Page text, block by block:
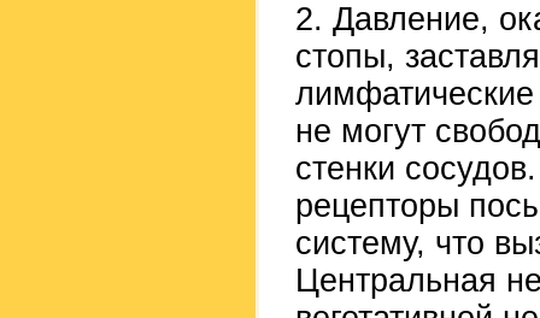
2. Давление,
стопы,
не могут
стенки
рецепторы
систему, что
Центральная